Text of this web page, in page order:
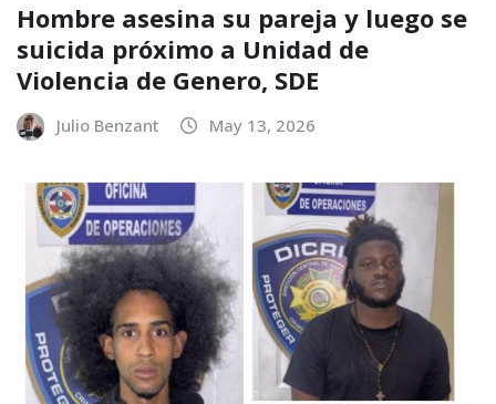
Hombre asesina su pareja y luego se
suicida próximo a Unidad de
Violencia de Genero, SDE
Julio Benzant May 13, 2026